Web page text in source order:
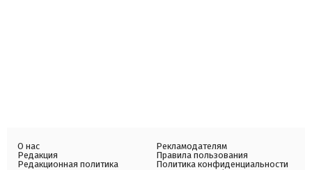
О нас
Редакция
Редакционная политика
Рекламодателям
Правила пользования
Политика конфиденциальности